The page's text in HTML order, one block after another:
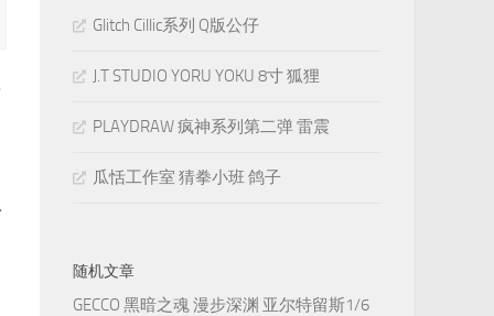
Glitch Cillic系列 Q版公仔
J.T STUDIO YORU YOKU 8寸 狐狸
PLAYDRAW 疯神系列第二弹 雷震
瓜恬工作室 猜拳小班 鸽子
随机文章
GECCO 黑暗之魂 漫步深渊 亚尔特留斯1/6